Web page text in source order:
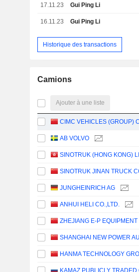
17.11.23 Gui Ping Li
16.11.23 Gui Ping Li
Historique des transactions
Camions
Ajouter à une liste
AB VOLVO
JUNGHEINRICH AG
ANHUI HELI CO.,LTD.